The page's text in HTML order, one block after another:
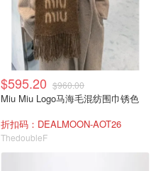
$595.20 $960.00
Miu Miu Logo马海毛混纺围巾锈色
折扣码：DEALMOON-AOT26
ThedoubleF